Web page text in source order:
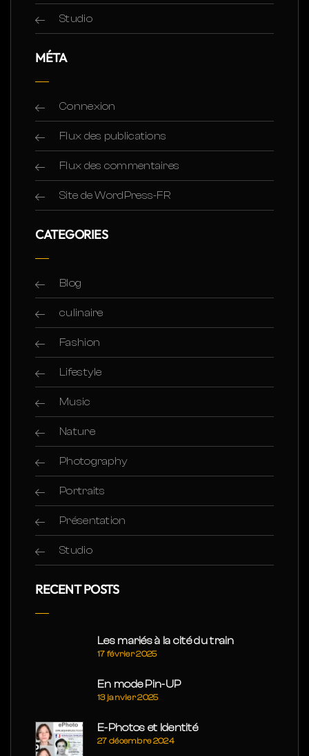
Studio
MÉTA
Connexion
Flux des publications
Flux des commentaires
Site de WordPress-FR
CATEGORIES
Blog
culinaire
Fashion
Lifestyle
Music
Nature
Photography
Portraits
Présentation
Studio
RECENT POSTS
Les mariés à la cité du train
17 février 2025
En mode Pin-UP
13 janvier 2025
E-Photos et Identité
27 décembre 2024